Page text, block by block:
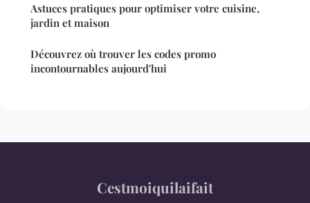
Astuces pratiques pour optimiser votre cuisine,
jardin et maison
Découvrez où trouver les codes promo
incontournables aujourd'hui
Cestmoiquilaifait